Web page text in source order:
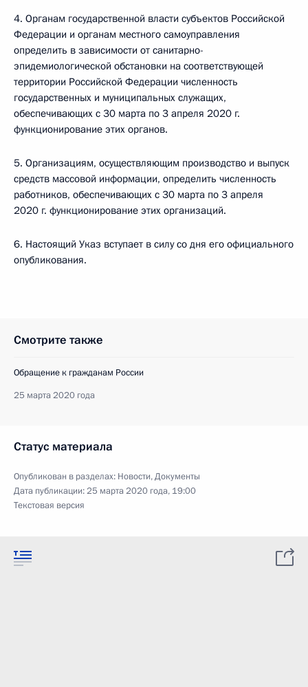
4. Органам государственной власти субъектов Российской
Федерации и органам местного самоуправления
определить в зависимости от санитарно-
эпидемиологической обстановки на соответствующей
территории Российской Федерации численность
государственных и муниципальных служащих,
обеспечивающих с 30 марта по 3 апреля 2020 г.
функционирование этих органов.
5. Организациям, осуществляющим производство и выпуск
средств массовой информации, определить численность
работников, обеспечивающих с 30 марта по 3 апреля
2020 г. функционирование этих организаций.
6. Настоящий Указ вступает в силу со дня его официального
опубликования.
Смотрите также
Обращение к гражданам России
25 марта 2020 года
Статус материала
Опубликован в разделах: Новости,Документы
Дата публикации:25 марта 2020 года, 19:00
Текстовая версия